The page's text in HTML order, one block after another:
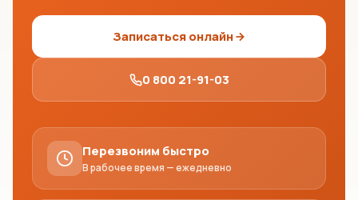
Записаться онлайн
0 800 21-91-03
Перезвоним быстро
В рабочее время — ежедневно